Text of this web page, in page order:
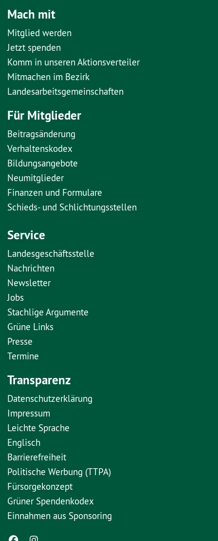
Mach mit
Mitglied werden
Jetzt spenden
Komm in unseren Aktionsverteiler
Mitmachen im Bezirk
Landesarbeitsgemeinschaften
Für Mitglieder
Beitragsänderung
Verhaltenskodex
Bildungsangebote
Neumitglieder
Finanzen und Formulare
Schieds- und Schlichtungsstellen
Service
Landesgeschäftsstelle
Nachrichten
Newsletter
Jobs
Stachlige Argumente
Grüne Links
Presse
Termine
Transparenz
Datenschutzerklärung
Impressum
Leichte Sprache
Englisch
Barrierefreiheit
Politische Werbung (TTPA)
Fürsorgekonzept
Grüner Spendenkodex
Einnahmen aus Sponsoring